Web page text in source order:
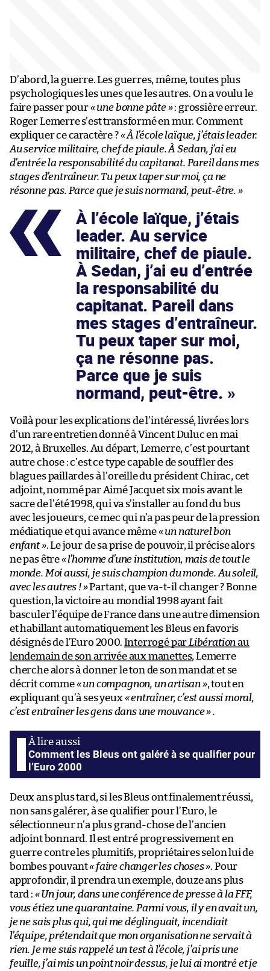
D’abord, la guerre. Les guerres, même, toutes plus
psychologiques les unes que les autres. On a voulu le
faire passer pour« une bonne pâte »: grossière erreur.
Roger Lemerre s’est transformé en mur. Comment
expliquer ce caractère ?« À l’école laïque, j’étais leader.
Au service militaire, chef de piaule. À Sedan, j’ai eu
d’entrée la responsabilité du capitanat. Pareil dans mes
stages d’entraîneur. Tu peux taper sur moi, ça ne
résonne pas. Parce que je suis normand, peut-être. »
À l’école laïque, j’étais
leader. Au service
militaire, chef de piaule.
À Sedan, j’ai eu d’entrée
la responsabilité du
capitanat. Pareil dans
mes stages d’entraîneur.
Tu peux taper sur moi,
ça ne résonne pas.
Parce que je suis
normand, peut-être.
Voilà pour les explications de l’intéressé, livrées lors
d’un rare entretien donné à Vincent Duluc en mai
2012, à Bruxelles. Au départ, Lemerre, c’est pourtant
autre chose : c’est ce type capable de souffler des
blagues paillardes à l’oreille du président Chirac, cet
adjoint, nommé par Aimé Jacquet six mois avant le
sacre de l’été 1998, qui va s’installer au fond du bus
avec les joueurs, ce mec qui n’a pas peur de la pression
médiatique et qui avance même« un naturel bon
enfant ». Le jour de sa prise de pouvoir, il précise alors
ne pas être« l’homme d’une institution, mais de tout le
monde. Moi aussi, je suis champion du monde. Au soleil,
avec les autres ! »Partant, que va-t-il changer ? Bonne
question, la victoire au mondial 1998 ayant fait
basculer l’équipe de France dans une autre dimension
et habillant automatiquement les Bleus en favoris
désignés de l’Euro 2000. Interrogé par Libérationau
lendemain de son arrivée aux manettes, Lemerre
cherche alors à donner le ton de son mandat et se
décrit comme« un compagnon, un artisan », tout en
expliquant qu’à ses yeux « entraîner, c’est aussi moral,
c’est entraîner les gens dans une mouvance » .
Comment les Bleus ont galéré à se qualifier pour
l’Euro 2000
Deux ans plus tard, si les Bleus ont finalement réussi,
non sans galérer, à se qualifier pour l’Euro, le
sélectionneur n’a plus grand-chose de l’ancien
adjoint bonnard. Il est entré progressivement en
guerre contre les plumitifs, propriétaires selon lui de
bombes pouvant« faire changer les choses ». Pour
approfondir, il prendra un exemple, douze ans plus
tard : « Un jour, dans une conférence de presse à la FFF,
vous étiez une quarantaine. Parmi vous, il y en avait un,
je ne sais plus qui, qui me déglinguait, incendiait
l’équipe, prétendait que mon organisation ne servait à
rien. Je me suis rappelé un test à l’école, j’ai pris une
feuille, j’ai mis un point noir dessus, je lui ai montré et je